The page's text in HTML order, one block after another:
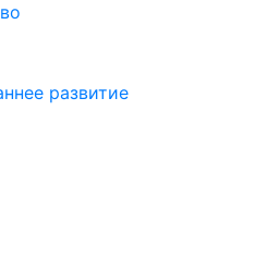
развитие